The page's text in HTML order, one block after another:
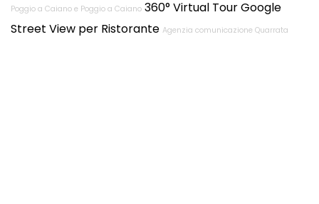
Poggio a Caiano e Poggio a Caiano 360° Virtual Tour Google
Street View per Ristorante Agenzia comunicazione Quarrata